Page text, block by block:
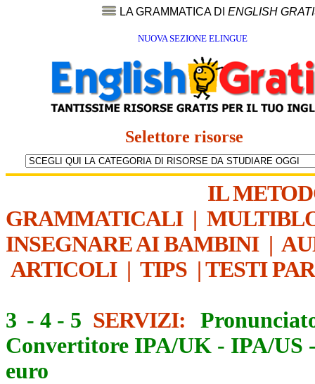
LA GRAMMATICA DI ENGLISH
NUOVA SEZIONE ELINGUE
Selettore risorse
IL
GRAMMATICALI|
INSEGNARE AI BAMBINI|
ARTICOLI| TIPS | TESTI
3 - 4 - 5 SERVIZI:
Convertitore IPA/UK - IPA/US
euro